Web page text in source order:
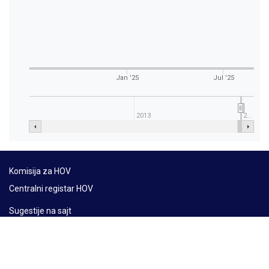
Jan '25 Jul '25
2013 2…
Komisija za HOV
Centralni registar HOV
Sugestije na sajt